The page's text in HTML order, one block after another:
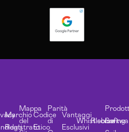
Marchio
Registrato
Mappa
del
Codice
Etico
Parità
di
Vantaggi
Esclusivi
Whistleblowing
Risorse